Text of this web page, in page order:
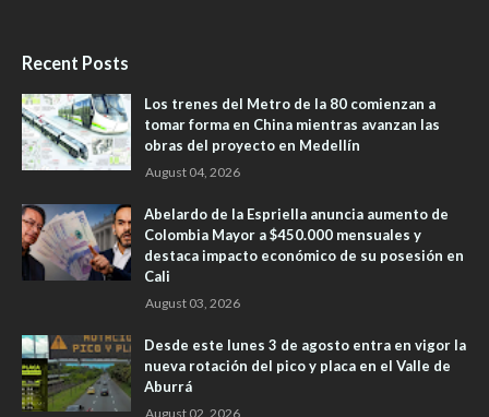
Recent Posts
Los trenes del Metro de la 80 comienzan a
tomar forma en China mientras avanzan las
obras del proyecto en Medellín
August 04, 2026
Abelardo de la Espriella anuncia aumento de
Colombia Mayor a $450.000 mensuales y
destaca impacto económico de su posesión en
Cali
August 03, 2026
Desde este lunes 3 de agosto entra en vigor la
nueva rotación del pico y placa en el Valle de
Aburrá
August 02, 2026